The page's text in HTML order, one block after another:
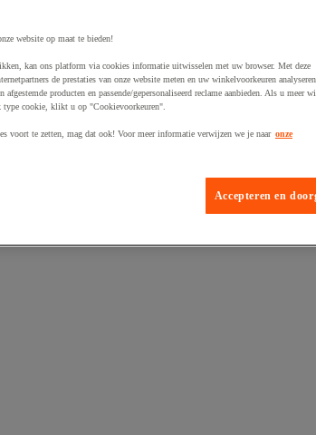
website op maat te bieden!
kan ons platform via cookies informatie uitwisselen met uw browser. Met deze
de prestaties van onze website meten en uw winkelvoorkeuren analyseren.
producten en passende/gepersonaliseerd reclame aanbieden. Als u meer
type cookie, klikt u op "Cookievoorkeuren".
voort te zetten, mag dat ook! Voor meer informatie verwijzen we je naar onze
Accepteren en